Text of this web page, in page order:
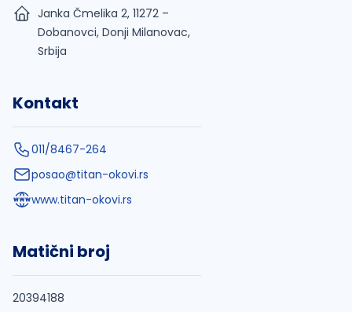
Janka Čmelika 2, 11272 –
Dobanovci, Donji Milanovac,
Srbija
Kontakt
011/8467-264
posao@titan-okovi.rs
www.titan-okovi.rs
Matični broj
20394188